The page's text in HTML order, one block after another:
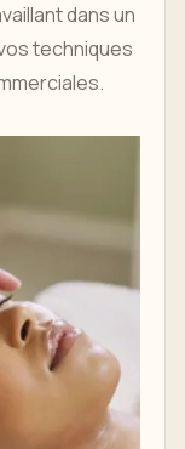
dans un
techniques